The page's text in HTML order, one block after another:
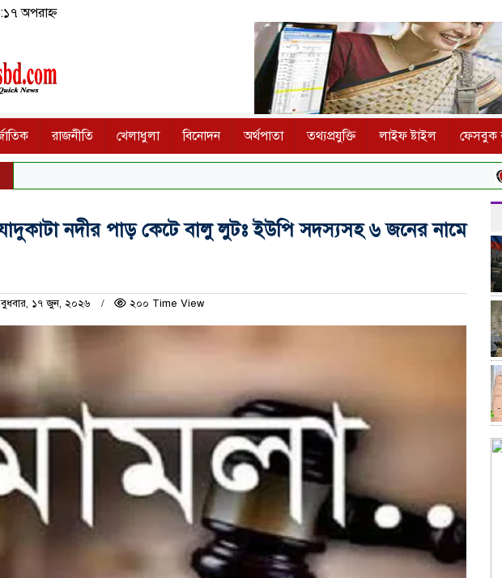
অপরাহ্ন
রাজনীতি খেলাধুলা বিনোদন অর্থপাতা তথ্যপ্রযুক্তি লাইফ ষ্টাইল ফেসবুক
নদীর পাড় কেটে বালু লুটঃ ইউপি সদস্যসহ ৬ জনের নামে
১৭ জুন, ২০২৬ ২০০ Time View